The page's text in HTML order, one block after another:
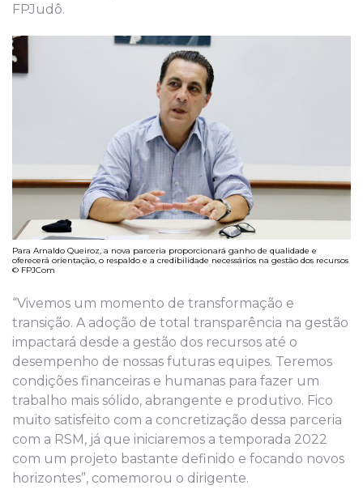
FPJudô.
Para Arnaldo Queiroz, a nova parceria proporcionará ganho de qualidade e
oferecerá orientação, o respaldo e a credibilidade necessários na gestão dos recursos
© FPJCom
“Vivemos um momento de transformação e
transição. A adoção de total transparência na gestão
impactará desde a gestão dos recursos até o
desempenho de nossas futuras equipes. Teremos
condições financeiras e humanas para fazer um
trabalho mais sólido, abrangente e produtivo. Fico
muito satisfeito com a concretização dessa parceria
com a RSM, já que iniciaremos a temporada 2022
com um projeto bastante definido e focando novos
horizontes”, comemorou o dirigente.